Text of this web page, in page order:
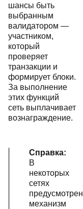
шансы быть
выбранным
валидатором —
участником,
который
проверяет
транзакции и
формирует блоки.
За выполнение
этих функций
сеть выплачивает
вознаграждение.
Справка:
В
некоторых
сетях
предусмотрен
механизм